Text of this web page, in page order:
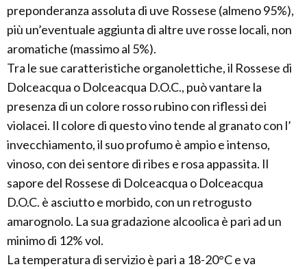
preponderanza assoluta di uve Rossese (almeno 95%),
più un’eventuale aggiunta di altre uve rosse locali, non
aromatiche (massimo al 5%).
Tra le sue caratteristiche organolettiche, il Rossese di
Dolceacqua o Dolceacqua D.O.C., può vantare la
presenza di un colore rosso rubino con riflessi dei
violacei. Il colore di questo vino tende al granato con l’
invecchiamento, il suo profumo è ampio e intenso,
vinoso, con dei sentore di ribes e rosa appassita. Il
sapore del Rossese di Dolceacqua o Dolceacqua
D.O.C. è asciutto e morbido, con un retrogusto
amarognolo. La sua gradazione alcoolica è pari ad un
minimo di 12% vol.
La temperatura di servizio è pari a 18-20°C e va